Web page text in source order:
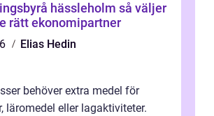
hässleholm så väljer
rätt ekonomipartner
Elias Hedin
behöver extra medel för
läromedel eller lagaktiviteter.